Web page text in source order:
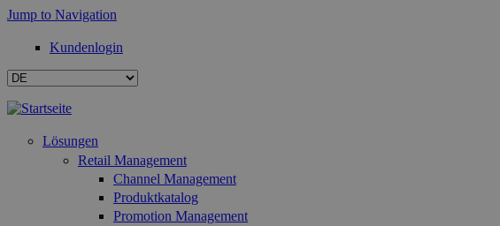
Jump to Navigation
Kundenlogin
Lösungen
Retail Management
Channel Management
Produktkatalog
Promotion Management